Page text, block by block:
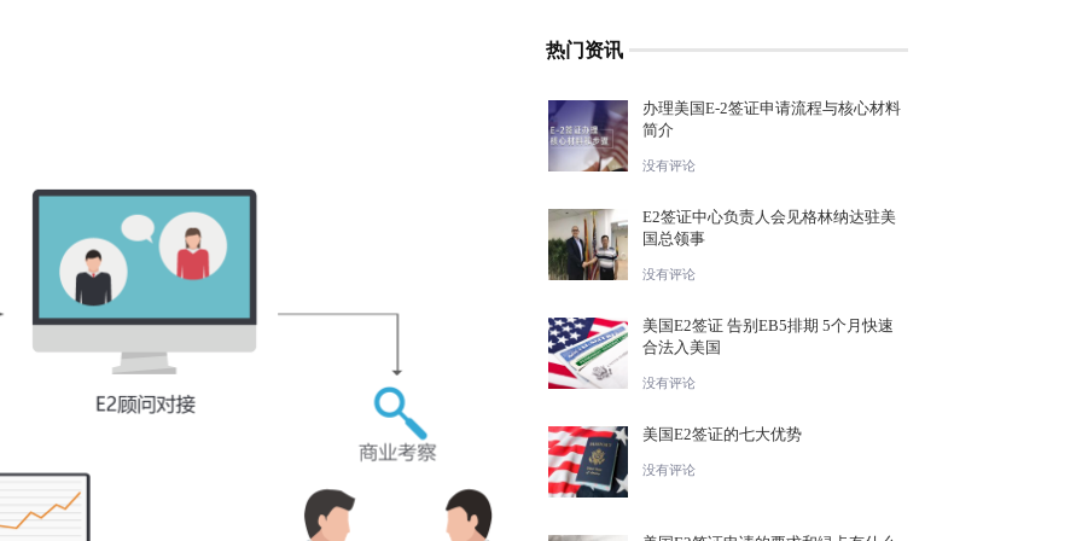
热门资讯
办理美国E-2签证申请流程与核心材料
简介
没有评论
E2签证中心负责人会见格林纳达驻美
国总领事
没有评论
美国E2签证 告别EB5排期 5个月快速
合法入美国
没有评论
美国E2签证的七大优势
没有评论